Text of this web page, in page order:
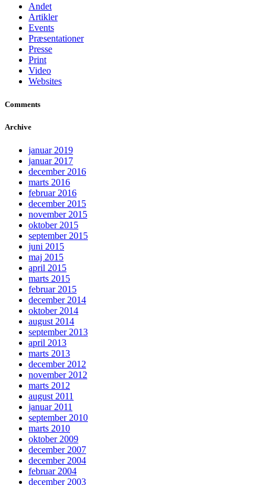
Andet
Artikler
Events
Præsentationer
Presse
Print
Video
Websites
Comments
Archive
januar 2019
januar 2017
december 2016
marts 2016
februar 2016
december 2015
november 2015
oktober 2015
september 2015
juni 2015
maj 2015
april 2015
marts 2015
februar 2015
december 2014
oktober 2014
august 2014
september 2013
april 2013
marts 2013
december 2012
november 2012
marts 2012
august 2011
januar 2011
september 2010
marts 2010
oktober 2009
december 2007
december 2004
februar 2004
december 2003